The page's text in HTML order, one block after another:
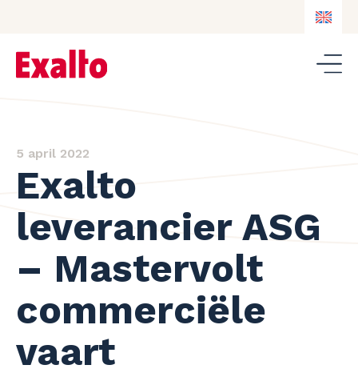
EN
5 april 2022
Exalto
leverancier ASG
– Mastervolt
commerciële
vaart